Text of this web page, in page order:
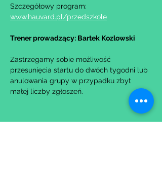
Szczegółowy program:
www.hauvard.pl/przedszkole
Trener prowadzący: Bartek Kozlowski
Zastrzegamy sobie możliwość
przesunięcia startu do dwóch tygodni lub
anulowania grupy w przypadku zbyt
małej liczby zgłoszeń.